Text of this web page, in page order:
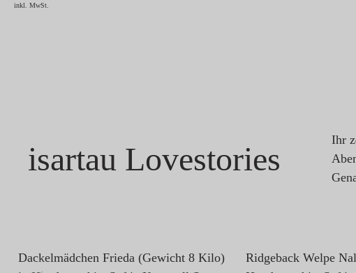
inkl. MwSt.
isartau Lovestories
Ihr
Ridgeback Welpe